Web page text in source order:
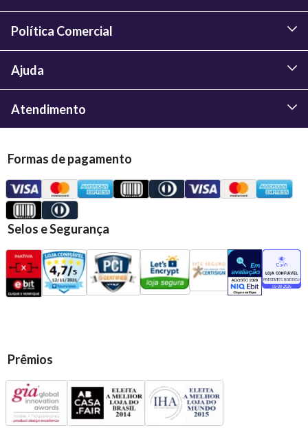
Política Comercial
Ajuda
Atendimento
Formas de pagamento
Selos e Segurança
Prêmios